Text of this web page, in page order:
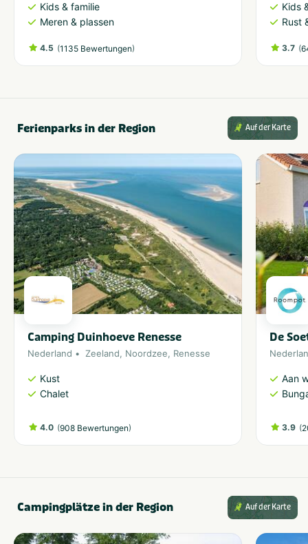
Kids & familie
Meren & plassen
4.5 (1135 Bewertungen)
Kids
Rust
3.7 (
Ferienparks in der Region Auf der Karte
Camping Duinhoeve Renesse
Nederland Zeeland, Noordzee, Renesse
Kust
Chalet
4.0 (908 Bewertungen)
De
Aan
3.9 (
Campingplätze in der Region Auf der Karte